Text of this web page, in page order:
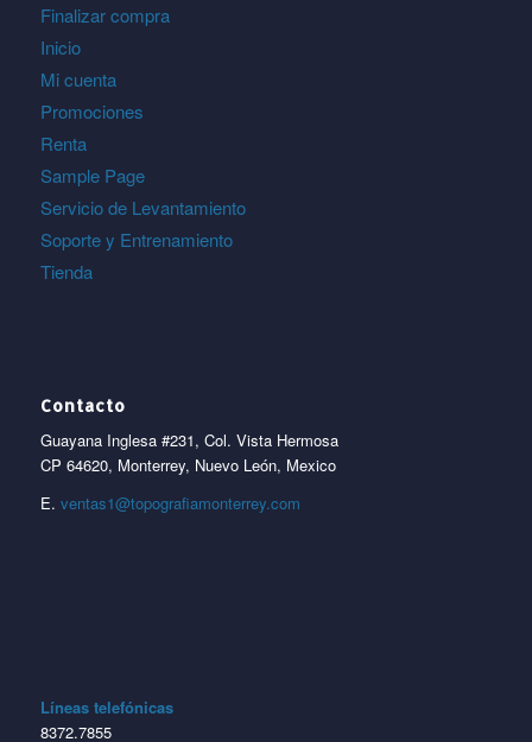
Finalizar compra
Inicio
Mi cuenta
Promociones
Renta
Sample Page
Servicio de Levantamiento
Soporte y Entrenamiento
Tienda
Contacto
Guayana Inglesa #231, Col. Vista Hermosa
CP 64620, Monterrey, Nuevo León, Mexico
E. ventas1@topografiamonterrey.com
Líneas telefónicas
8372.7855